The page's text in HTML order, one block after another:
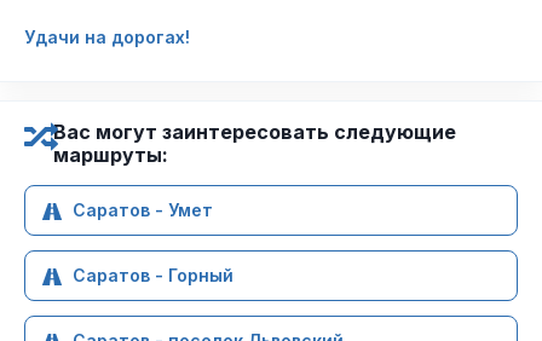
Удачи на дорогах!
Вас могут заинтересовать следующие
маршруты:
Саратов - Умет
Саратов - Горный